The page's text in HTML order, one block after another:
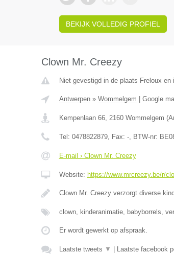
BEKIJK VOLLEDIG PROFIEL
Clown Mr. Creezy
Niet gevestigd in de plaats Freloux en
Antwerpen» Wommelgem Google
Kempenlaan 66, 2160 Wommelgem (
Tel: 0478822879, Fax: -, BTW-nr:
E-mail › Clown Mr. Creezy
Website: https://www.mrcreezy.be/r/
Clown Mr. Creezy verzorgt diverse
clown, kinderanimatie, babyborrels,
Er wordt gewerkt op afspraak.
Laatste tweets ▼ Laatste facebook